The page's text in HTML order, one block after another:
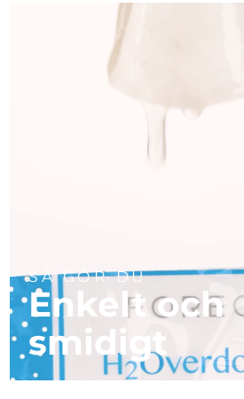
SÅ GÖR DU
Enkelt och
smidigt